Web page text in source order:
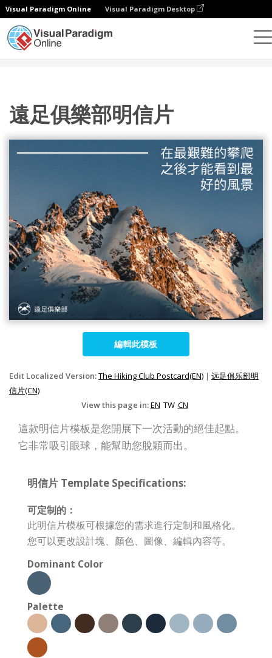
Visual Paradigm Online Visual Paradigm Desktop
遠足俱樂部明信片
編輯此模板
Edit Localized Version:The Hiking Club Postcard(EN) | 远足俱乐部明
信片(CN)
View this page in:EN TW CN
這款明信片模板是您開展下一次活動的絕佳起點。
它非常吸引眼球，能幫助您脫穎而出。
明信片 Template Specifications:
可定制的：
此明信片模板可根據您的需求進行定制和風格化。
您可以更改設計塊、顏色、圖像、編輯內容等。
Dominant Color
Palette